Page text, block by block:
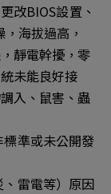
改BIOS設置、
海拔過高，
靜電幹擾，零
未能良好接
入、鼠害、蟲
準或未公開發
雷電等）原因